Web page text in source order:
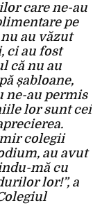
care ne-au
pe
au văzut
ci au fost
că nu au
șabloane,
ne-au permis
lor sunt cei
colegii
au avut
mă cu
lor!”, a